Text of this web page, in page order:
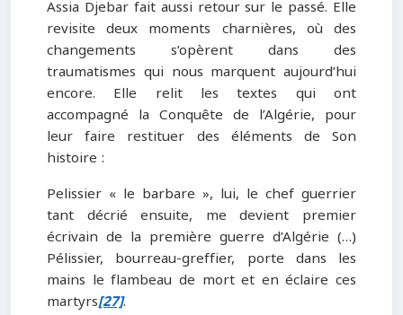
Assia Djebar fait aussi retour sur le passé. Elle
revisite deux moments charnières, où des
changements s’opèrent dans des
traumatismes qui nous marquent aujourd’hui
encore. Elle relit les textes qui ont
accompagné la Conquête de l’Algérie, pour
leur faire restituer des éléments de Son
histoire :
Pelissier « le barbare », lui, le chef guerrier
tant décrié ensuite, me devient premier
écrivain de la première guerre d’Algérie (…)
Pélissier, bourreau-greffier, porte dans les
mains le flambeau de mort et en éclaire ces
martyrs[27].